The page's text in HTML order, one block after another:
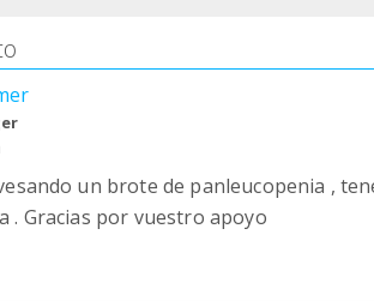
un brote de panleucopenia ,
. Gracias por vuestro apoyo